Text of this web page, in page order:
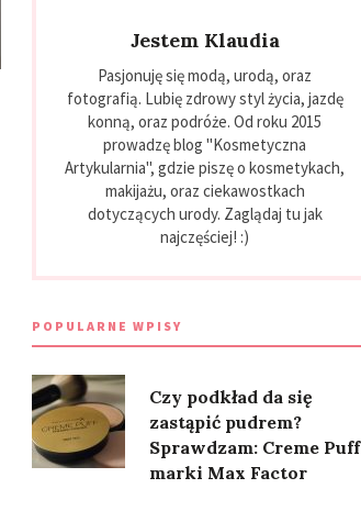
Jestem Klaudia
Pasjonuję się modą, urodą, oraz
fotografią. Lubię zdrowy styl życia, jazdę
konną, oraz podróże. Od roku 2015
prowadzę blog "Kosmetyczna
Artykularnia", gdzie piszę o kosmetykach,
makijażu, oraz ciekawostkach
dotyczących urody. Zaglądaj tu jak
najczęściej! :)
POPULARNE WPISY
Czy podkład da się
zastąpić pudrem?
Sprawdzam: Creme Puff
marki Max Factor